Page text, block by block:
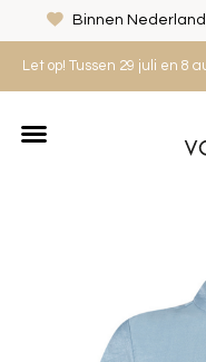
Binnen